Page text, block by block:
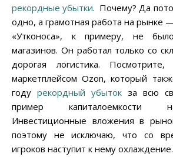
рекордные убытки. Почему? Да
одно, а грамотная работа на рынке
«Утконоса», к примеру, не
магазинов. Он работал только со
дорогая логистика.
маркетплейсом Ozon, который
году рекордный убыток за всю
пример капиталоемкости
Инвестиционные вложения в
поэтому не исключаю, что со
игроков наступит к нему охлаждение.